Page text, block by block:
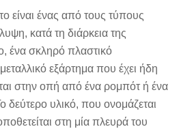
είναι ένας από τους τύπους
κατά τη διάρκεια της
ένα σκληρό πλαστικό
εξάρτημα που έχει ήδη
στην οπή από ένα ρομπότ ή ένα
δεύτερο υλικό, που ονομάζεται
στη μία πλευρά του